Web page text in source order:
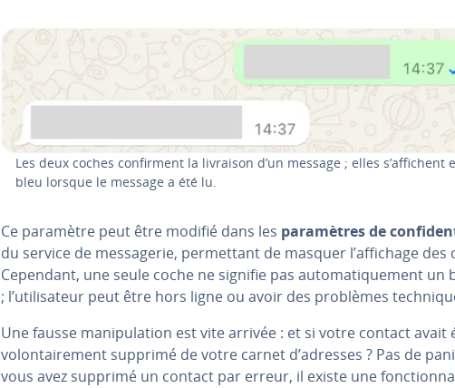
Les deux coches con­fir­ment la livraison d’un message ; elles s’affichent
bleu lorsque le message a été lu.
Ce paramètre peut être modifié dans les pa­ra­mètres de
du service de mes­sa­ge­rie, per­met­tant de masquer l’affichage des
Cependant, une seule coche ne signifie pas au­to­ma­ti­que­ment un
; l’uti­li­sa­teur peut être hors ligne ou avoir des problèmes
Une fausse ma­ni­pu­la­tion est vite arrivée : et si votre contact avait
vo­lon­tai­re­ment supprimé de votre carnet d’adresses ? Pas de
vous avez supprimé un contact par erreur, il existe une